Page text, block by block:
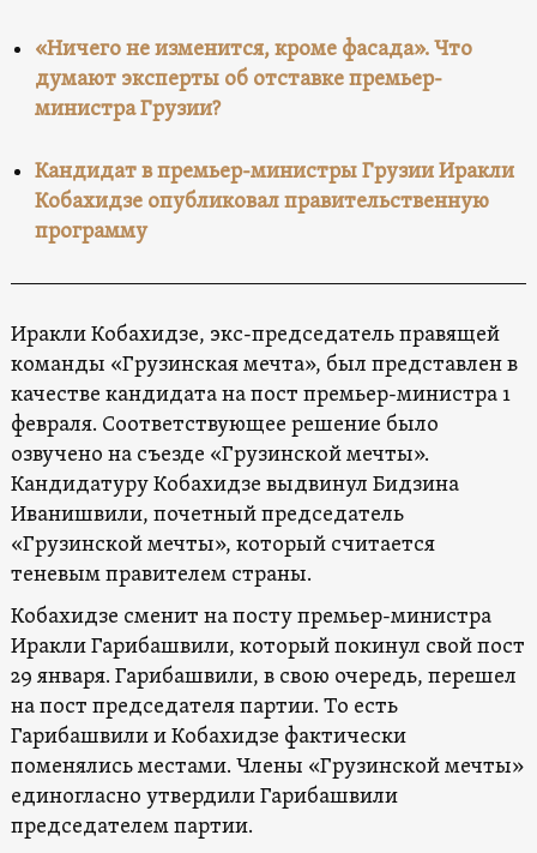
«Ничего не изменится, кроме фасада». Что
думают эксперты об отставке премьер-
министра Грузии?
Кандидат в премьер-министры Грузии Иракли
Кобахидзе опубликовал правительственную
программу
Иракли Кобахидзе, экс-председатель правящей
команды «Грузинская мечта», был представлен в
качестве кандидата на пост премьер-министра 1
февраля. Соответствующее решение было
озвучено на съезде «Грузинской мечты».
Кандидатуру Кобахидзе выдвинул Бидзина
Иванишвили, почетный председатель
«Грузинской мечты», который считается
теневым правителем страны.
Кобахидзе сменит на посту премьер-министра
Иракли Гарибашвили, который покинул свой пост
29 января. Гарибашвили, в свою очередь, перешел
на пост председателя партии. То есть
Гарибашвили и Кобахидзе фактически
поменялись местами. Члены «Грузинской мечты»
единогласно утвердили Гарибашвили
председателем партии.